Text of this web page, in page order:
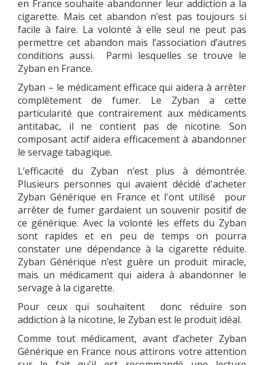
en France souhaite abandonner leur addiction a la
cigarette. Mais cet abandon n’est pas toujours si
facile à faire. La volonté à elle seul ne peut pas
permettre cet abandon mais l’association d’autres
conditions aussi. Parmi lesquelles se trouve le
Zyban en France.
Zyban – le médicament efficace qui aidera à arrêter
complètement de fumer. Le Zyban a cette
particularité que contrairement aux médicaments
antitabac, il ne contient pas de nicotine. Son
composant actif aidera efficacement à abandonner
le servage tabagique.
L’efficacité du Zyban n’est plus à démontrée.
Plusieurs personnes qui avaient décidé d'acheter
Zyban Générique en France et l'ont utilisé pour
arrêter de fumer gardaient un souvenir positif de
ce générique. Avec la volonté les effets du Zyban
sont rapides et en peu de temps on pourra
constater une dépendance à la cigarette réduite.
Zyban Générique n’est guère un produit miracle,
mais un médicament qui aidera à abandonner le
servage à la cigarette.
Pour ceux qui souhaitent donc réduire son
addiction à la nicotine, le Zyban est le produit idéal.
Comme tout médicament, avant d’acheter Zyban
Générique en France nous attirons votre attention